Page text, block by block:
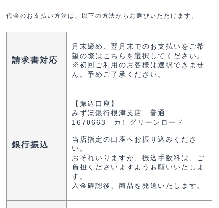
代金のお支払い方法は、以下の方法からお選びいただけます。
請求書対応
月末締め、翌月末でのお支払いをご希
望の際はこちらを選択してください。
※初回ご利用のお客様は選択できませ
ん。予めご了承ください。
銀行振込
【振込口座】
みずほ銀行根津支店 普通
1670663 カ）グリーンロード
当店指定の口座へお振り込みくださ
い。
おそれいりますが、振込手数料は、ご
負担くださいますようお願いいたしま
す。
入金確認後、商品を発送いたします。